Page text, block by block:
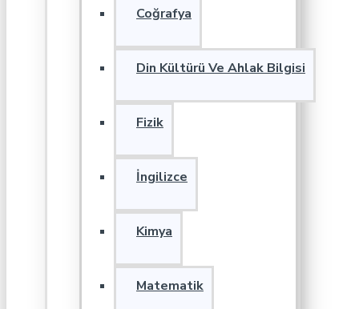
Coğrafya
Din Kültürü Ve Ahlak Bilgisi
Fizik
İngilizce
Kimya
Matematik